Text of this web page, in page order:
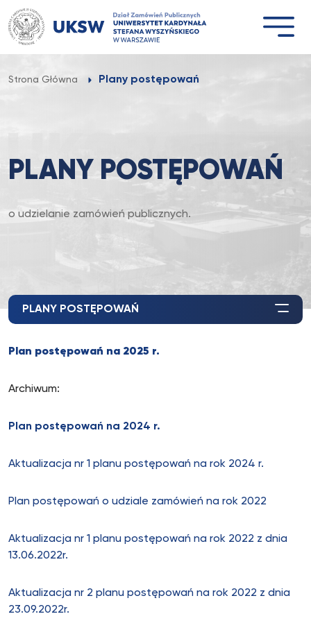
Przejdź
do
treści
Strona Główna Plany postępowań
PLANY POSTĘPOWAŃ
o udzielanie zamówień publicznych.
PLANY POSTĘPOWAŃ
Plan postępowań na 2025 r.
Archiwum:
Plan postępowań na 2024 r.
Aktualizacja nr 1 planu postępowań na rok 2024 r.
Plan postępowań o udziale zamówień na rok 2022
Aktualizacja nr 1 planu postępowań na rok 2022 z dnia
13.06.2022r.
Aktualizacja nr 2 planu postępowań na rok 2022 z dnia
23.09.2022r.